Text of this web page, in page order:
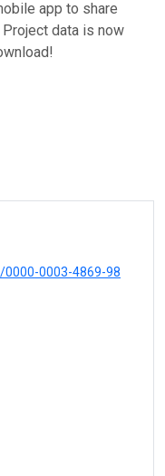
app to share
data is now
0003-4869-98